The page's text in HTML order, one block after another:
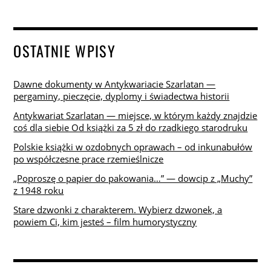
OSTATNIE WPISY
Dawne dokumenty w Antykwariacie Szarlatan —
pergaminy, pieczęcie, dyplomy i świadectwa historii
Antykwariat Szarlatan — miejsce, w którym każdy znajdzie
coś dla siebie Od książki za 5 zł do rzadkiego starodruku
Polskie książki w ozdobnych oprawach – od inkunabułów
po współczesne prace rzemieślnicze
„Poproszę o papier do pakowania…” — dowcip z „Muchy”
z 1948 roku
Stare dzwonki z charakterem. Wybierz dzwonek, a
powiem Ci, kim jesteś – film humorystyczny